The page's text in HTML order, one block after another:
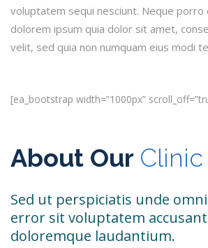
voluptatem sequi nesciunt. Neque porro
dolorem ipsum quia dolor sit amet,
velit, sed quia non numquam eius modi
[ea_bootstrap width=”1000px”
About Our Clinic
Sed ut perspiciatis unde
error sit voluptatem
doloremque laudantium.